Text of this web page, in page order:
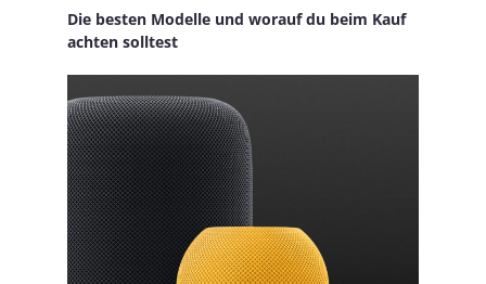
Die besten Modelle und worauf du beim Kauf
achten solltest